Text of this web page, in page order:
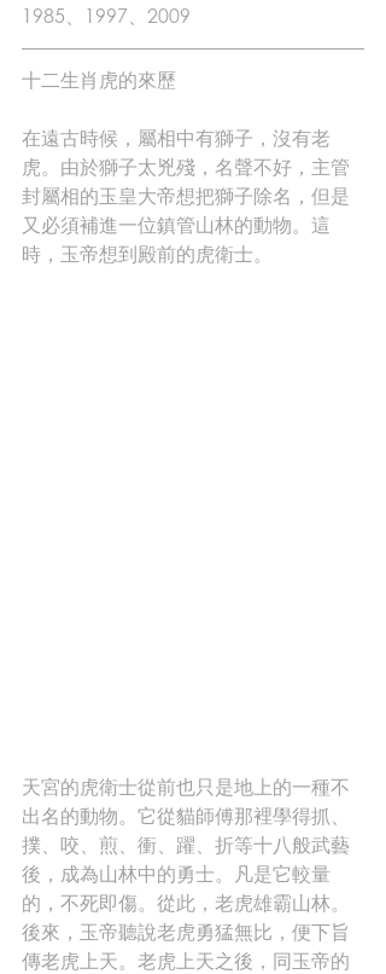
1985、1997、2009
十二生肖虎的來歷
在遠古時候，屬相中有獅子，沒有老
虎。由於獅子太兇殘，名聲不好，主管
封屬相的玉皇大帝想把獅子除名，但是
又必須補進一位鎮管山林的動物。這
時，玉帝想到殿前的虎衛士。
天宮的虎衛士從前也只是地上的一種不
出名的動物。它從貓師傅那裡學得抓、
撲、咬、煎、衝、躍、折等十八般武藝
後，成為山林中的勇士。凡是它較量
的，不死即傷。從此，老虎雄霸山林。
後來，玉帝聽說老虎勇猛無比，便下旨
傳老虎上天。老虎上天之後，同玉帝的